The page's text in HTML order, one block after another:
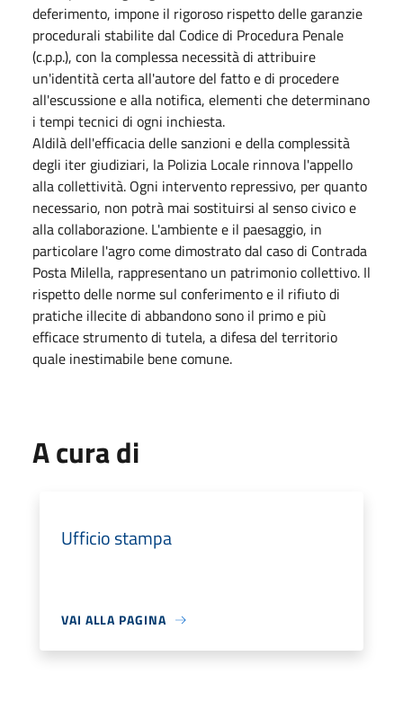
deferimento, impone il rigoroso rispetto delle garanzie
procedurali stabilite dal Codice di Procedura Penale
(c.p.p.), con la complessa necessità di attribuire
un'identità certa all'autore del fatto e di procedere
all'escussione e alla notifica, elementi che determinano
i tempi tecnici di ogni inchiesta.
Aldilà dell'efficacia delle sanzioni e della complessità
degli iter giudiziari, la Polizia Locale rinnova l'appello
alla collettività. Ogni intervento repressivo, per quanto
necessario, non potrà mai sostituirsi al senso civico e
alla collaborazione. L'ambiente e il paesaggio, in
particolare l'agro come dimostrato dal caso di Contrada
Posta Milella, rappresentano un patrimonio collettivo. Il
rispetto delle norme sul conferimento e il rifiuto di
pratiche illecite di abbandono sono il primo e più
efficace strumento di tutela, a difesa del territorio
quale inestimabile bene comune.
A cura di
Ufficio stampa
VAI ALLA PAGINA